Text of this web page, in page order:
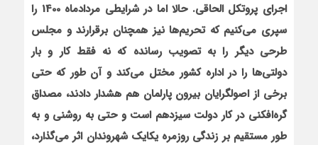
اجراي پروتكل الحاقي. حالا اما در شرايطي مردادماه 1400 را
سپري مي‌كنيم که تحريم‌ها نيز همچنان برقرارند و مجلس
طرحي ديگر را به تصويب رسانده كه نه فقط كار و بار
دولتي‌ها را در اداره كشور مختل مي‌كند و آن ‌طور كه حتي
برخي از اصولگرايان بيرون پارلمان هم هشدار دادند، مصداق
گره‌افكني در كار دولت سيزدهم است و حتی به‌ روشني و به
‌طور مستقيم بر زندگي روزمره يكايك شهروندان اثر مي‌گذارد،